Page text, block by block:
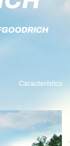
Característica